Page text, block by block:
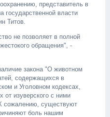
представитель в
государственной власти
Титов.
не позволяет в полной
обращения", -
закона "О животном
содержащихся в
и Уголовном кодексах,
от изуверского с ними
сожалению, существуют
боль нашим